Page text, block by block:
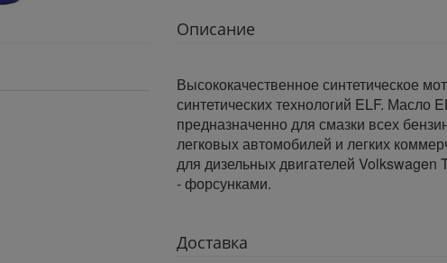
Описание
Высококачественное синтетическое
синтетических технологий ELF. Масло
предназначенно для смазки всех
легковых автомобилей и легких
для дизельных двигателей
- форсунками.
Доставка